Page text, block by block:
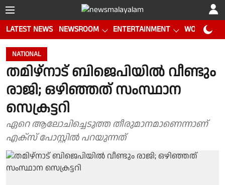
LATEST NEWS NEWSROOM ENTERTAINMENT WORLD CUP
NATIONAL
തമിഴ്‌നാട് ബിജെപിയില്‍ വീണ്ടും
രാജി; ഒഴിഞ്ഞത് സംസ്ഥാന
സെക്രട്ടറി
ഏറെ ആലോചിച്ചെടുത്ത തീരുമാനമാണെന്നാണ്
എക്‌സ് പോസ്റ്റില്‍ പറയുന്നത്